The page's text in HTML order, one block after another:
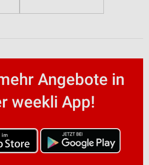
Angebote in
weekli App!